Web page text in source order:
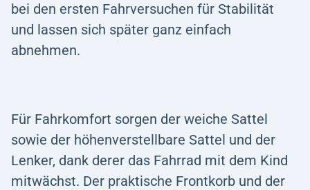
bei den ersten Fahrversuchen für Stabilität
und lassen sich später ganz einfach
abnehmen.
Für Fahrkomfort sorgen der weiche Sattel
sowie der höhenverstellbare Sattel und der
Lenker, dank derer das Fahrrad mit dem Kind
mitwächst. Der praktische Frontkorb und der